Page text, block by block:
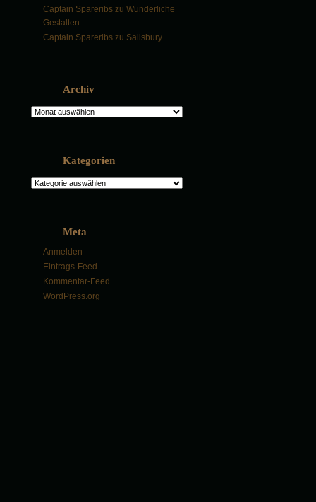
Captain Spareribs zu Wunderliche
Gestalten
Captain Spareribs zu Salisbury
Archiv
Archiv
Kategorien
Kategorien
Meta
Anmelden
Eintrags-Feed
Kommentar-Feed
WordPress.org